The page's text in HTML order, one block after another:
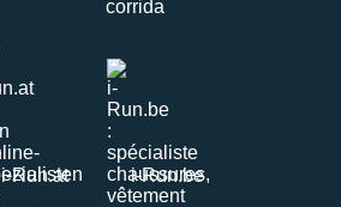
i-Run.at i-Run.be